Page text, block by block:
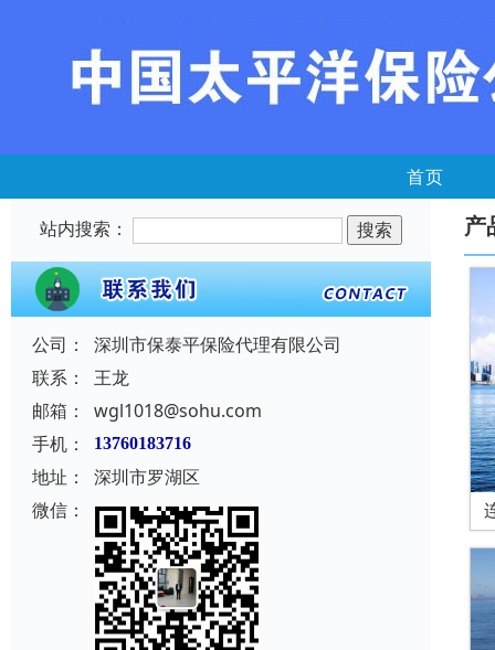
首页
站内搜索：
公司：
深圳市保泰平保险代理有限公司
联系：
王龙
邮箱：
wgl1018@sohu.com
手机：
13760183716
地址：
深圳市罗湖区
微信：
产